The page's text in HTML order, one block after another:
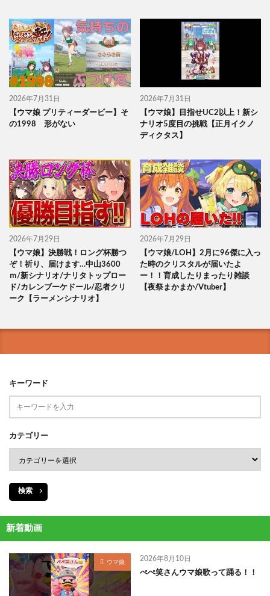
2026年7月31日
【ウマ娘 プリティーダービー】そ
の1998 形がない
2026年7月31日
【ウマ娘】目指せUC2以上！新シ
ナリオ5度目の挑戦【正月イクノ
ディクタス】
2026年7月29日
【ウマ娘】決勝戦！ロング杯勝つ
ぞ！祈り、届けます…中山3600
ｍ/新シナリオ/ナリタトップロー
ド/カレンブーケドール/忍者クリ
ーク【ラーメンシナリオ】
2026年7月29日
【ウマ娘/LOH】2月に96傑に入っ
た時のクリスタルが届いたよ
ー！！育成したりまったり雑談
【夜祭まかまか/Vtuber】
キーワード
カテゴリー
検索
新着動画
ウマ娘 2026年8月10日
ぺぺ笑さんウマ娘歌って踊る！！